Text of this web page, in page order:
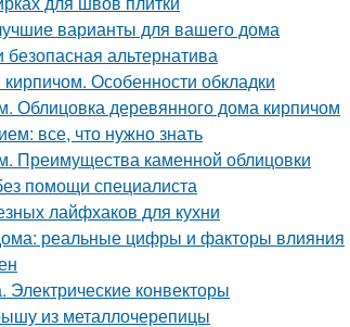
варианты для вашего дома
альтернатива
Особенности обкладки
Облицовка деревянного дома кирпичом
все, что нужно знать
Преимущества каменной облицовки
помощи специалиста
лайфхаков для кухни
реальные цифры и факторы влияния
Электрические конвекторы
из металлочерепицы